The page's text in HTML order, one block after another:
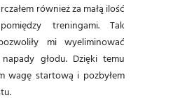
również za małą ilość
treningami. Tak
mi wyeliminować
głodu. Dzięki temu
wagę startową i pozbyłem